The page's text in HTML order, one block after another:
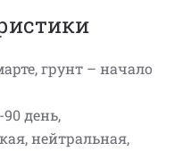
грунт – начало
день,
нейтральная,